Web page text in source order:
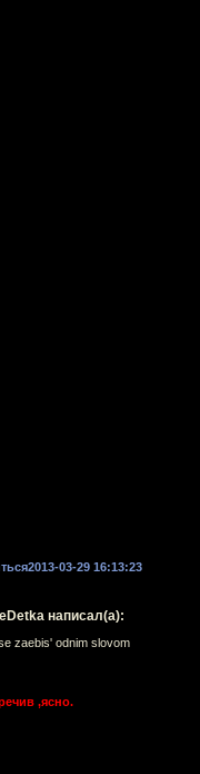
2013-03-29 16:13:23
написал(а):
zaebis' odnim slovom
,ясно.